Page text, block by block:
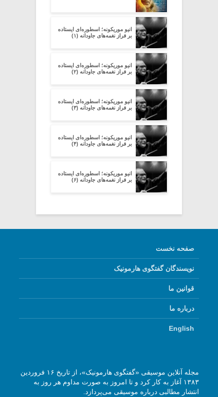
انیو موریکونه؛ اسطوره‌ای ایستاده
بر فراز نغمه‌های جاودانه (۱)
انیو موریکونه؛ اسطوره‌ای ایستاده
بر فراز نغمه‌های جاودانه (۲)
انیو موریکونه؛ اسطوره‌ای ایستاده
بر فراز نغمه‌های جاودانه (۳)
انیو موریکونه؛ اسطوره‌ای ایستاده
بر فراز نغمه‌های جاودانه (۴)
انیو موریکونه؛ اسطوره‌ای ایستاده
بر فراز نغمه‌های جاودانه (۶)
صفحه نخست
نویسندگان گفتگوی هارمونیک
قوانین ما
درباره ما
English
مجله آنلاین موسیقی «گفتگوی هارمونیک»، از تاریخ ۱۶ فروردین
۱۳۸۳ آغاز به کار کرد و تا امروز به صورت مداوم هر روز به
انتشار مطالبی درباره موسیقی می‌پردازد.